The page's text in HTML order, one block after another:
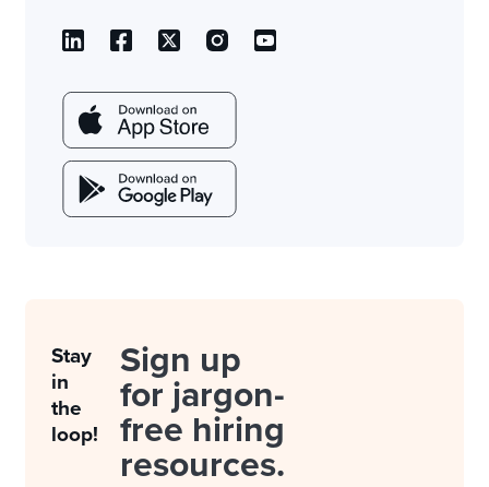
Stay
in
the
loop!
Sign up
for jargon-
free hiring
resources.